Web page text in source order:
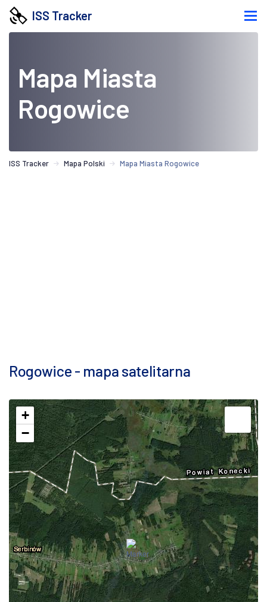
ISS Tracker
Mapa Miasta
Rogowice
ISS Tracker Mapa Polski Mapa Miasta Rogowice
Rogowice - mapa satelitarna
+
−